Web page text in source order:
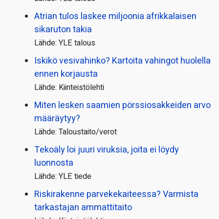
Atrian tulos laskee miljoonia afrikkalaisen
sikaruton takia
Lähde: YLE talous
Iskikö vesivahinko? Kartoita vahingot huolella
ennen korjausta
Lähde: Kiinteistölehti
Miten lesken saamien pörssi­osakkeiden arvo
määräytyy?
Lähde: Taloustaito/verot
Tekoäly loi juuri viruksia, joita ei löydy
luonnosta
Lähde: YLE tiede
Riskirakenne parvekekaiteessa? Varmista
tarkastajan ammattitaito